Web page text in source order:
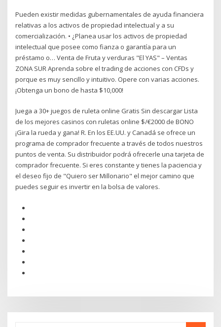
Pueden existir medidas gubernamentales de ayuda financiera
relativas a los activos de propiedad intelectual y a su
comercialización. • ¿Planea usar los activos de propiedad
intelectual que posee como fianza o garantía para un
préstamo o… Venta de Fruta y verduras "El YAS" – Ventas
ZONA SUR Aprenda sobre el trading de acciones con CFDs y
porque es muy sencillo y intuitivo. Opere con varias acciones.
¡Obtenga un bono de hasta $10,000!
Juega a 30+ juegos de ruleta online Gratis Sin descargar Lista
de los mejores casinos con ruletas online $/€‎2000 de BONO
¡Gira la rueda y gana! R. En los EE.UU. y Canadá se ofrece un
programa de comprador frecuente a través de todos nuestros
puntos de venta. Su distribuidor podrá ofrecerle una tarjeta de
comprador frecuente. Si eres constante y tienes la paciencia y
el deseo fijo de "Quiero ser Millonario" el mejor camino que
puedes seguir es invertir en la bolsa de valores.